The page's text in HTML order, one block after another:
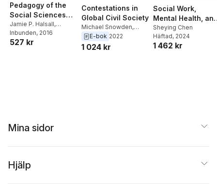
Pedagogy of the
Social Sciences
Curriculum
Jamie P. Halsall,
Michael Snowden
Inbunden, 2016
527 kr
Contestations in
Global Civil Society
Michael Snowden,
Jamie P. Halsall
Roopinder Oberoi
E-bok 2022
1 024 kr
Social Work,
Mental Health,
Public Policy in
Diverse Contexts
Sheying Chen
Häftad, 2024
1 462 kr
Mina sidor
Hjälp